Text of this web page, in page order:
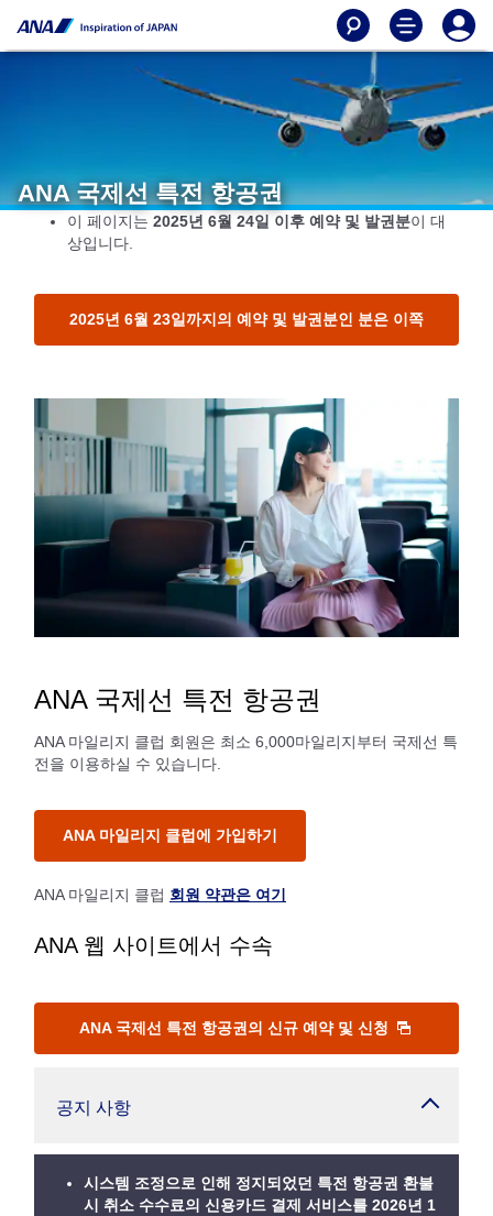
ANA 국제선 특전 항공권
이 페이지는 2025년 6월 24일 이후 예약 및 발권분이 대
상입니다.
2025년 6월 23일까지의 예약 및 발권분인 분은 이쪽
ANA 국제선 특전 항공권
ANA 마일리지 클럽 회원은 최소 6,000마일리지부터 국제선 특
전을 이용하실 수 있습니다.
ANA 마일리지 클럽에 가입하기
ANA 마일리지 클럽 회원 약관은 여기
ANA 웹 사이트에서 수속
ANA 국제선 특전 항공권의 신규 예약 및 신청
공지 사항
시스템 조정으로 인해 정지되었던 특전 항공권 환불
시 취소 수수료의 신용카드 결제 서비스를 2026년 1